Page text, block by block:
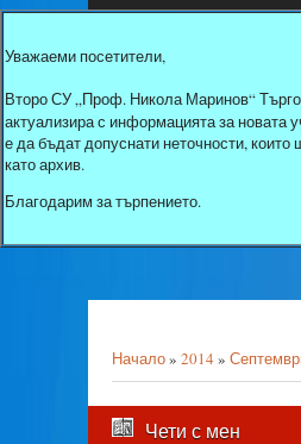
Уважаеми посетители,
Второ СУ „Проф. Никола Маринов“
актуализира с информацията за новата
е да бъдат допуснати неточности,
като архив.
Благодарим за търпението.
Начало» 2014 »
Чети с мен